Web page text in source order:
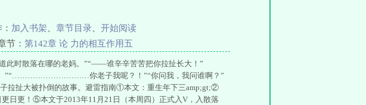
加入书架 章节目录
开始阅读
节： 第142章 论 力的相互作用五
此时散落在哪的老妈。”“——谁辛辛苦苦把你拉扯长大！”
。”“…………………………你老子我呢？！”“你问我，我问谁啊？”
拉扯大被扑倒的故事。避雷指南①本文：重生年下三amp;gt;②
更！⑤本文于2013年11月21日（本周四）正式入V，入散落